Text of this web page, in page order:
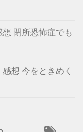
閉所恐怖症でも
想 今をときめく